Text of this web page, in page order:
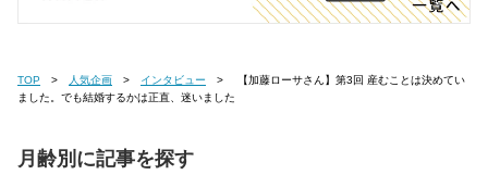
TOP 人気企画 インタビュー
ました。でも結婚するかは正直、迷いました
月齢別に記事を探す